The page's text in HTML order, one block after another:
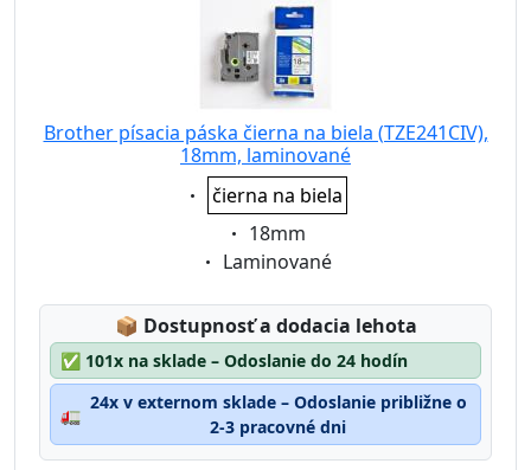
Brother písacia páska čierna na biela (TZE241CIV),
18mm, laminované
Eigenschaft:
čierna na biela
Eigenschaft:
18mm
Eigenschaft:
Laminované
📦 Lagerstatus:
Dostupnosť a dodacia lehota
✅ 101x na sklade – Odoslanie do 24 hodín
🚛
24x v externom sklade – Odoslanie približne o
2-3 pracovné dni